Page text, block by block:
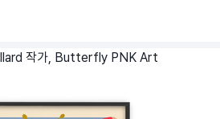
작가, Butterfly PNK Art